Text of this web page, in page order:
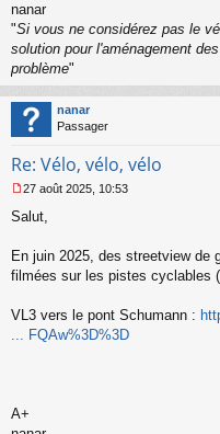
u
nanar
"Si vous ne considérez pas le
solution pour l'aménagement
problème"
nanar
Passager
Re: Vélo, vélo, vélo
e
g
n
27 août 2025, 10:53
Salut,
En juin 2025, des streetview de
filmées sur les pistes cyclables
VL3 vers le pont Schumann :
... FQAw%3D%3D
A+